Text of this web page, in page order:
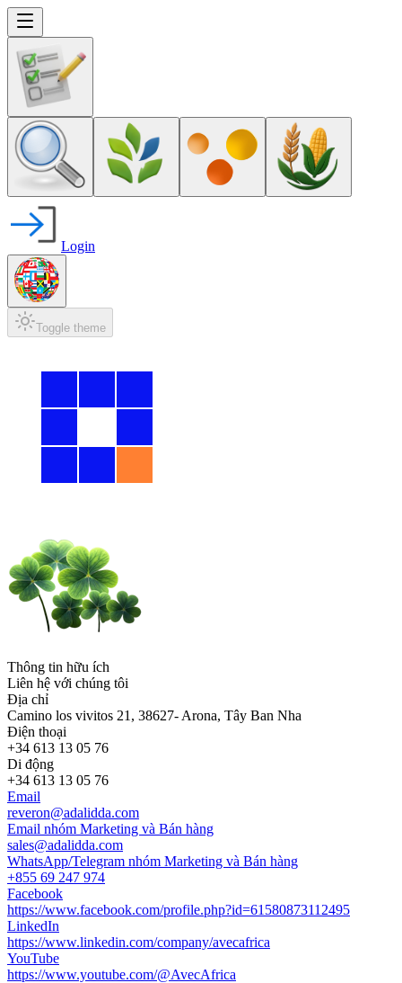
Login
Toggle theme
Thông tin hữu ích
Liên hệ với chúng tôi
Địa chỉ
Camino los vivitos 21, 38627- Arona, Tây Ban Nha
Điện thoại
+34 613 13 05 76
Di động
+34 613 13 05 76
Email
reveron@adalidda.com
Email nhóm Marketing và Bán hàng
sales@adalidda.com
WhatsApp/Telegram nhóm Marketing và Bán hàng
+855 69 247 974
Facebook
https://www.facebook.com/profile.php?id=61580873112495
LinkedIn
https://www.linkedin.com/company/avecafrica
YouTube
https://www.youtube.com/@AvecAfrica